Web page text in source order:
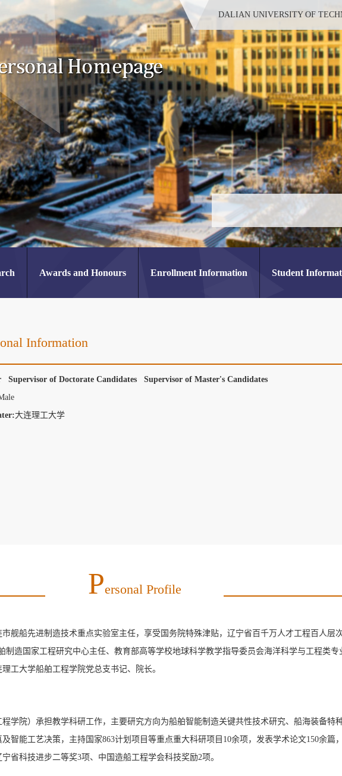
DALIAN UNIVERSITY OF
Awards and Honours Enrollment Information Student
Information
Supervisor of Doctorate Candidates Supervisor of Master's Candidates
大连理工大学
PErsonal Profile
舰船先进制造技术重点实验室主任，享受国务院特殊津贴，辽宁省百千万人才工程百人层
制造国家工程研究中心主任、教育部高等学校地球科学教学指导委员会海洋科学与工程类
工大学船舶工程学院党总支书记、院长。
学院）承担教学科研工作，主要研究方向为船舶智能制造关键共性技术研究、船海装备特
智能工艺决策，主持国家863计划项目等重点重大科研项目10余项，发表学术论文150余篇
省科技进步二等奖3项、中国造船工程学会科技奖励2项。